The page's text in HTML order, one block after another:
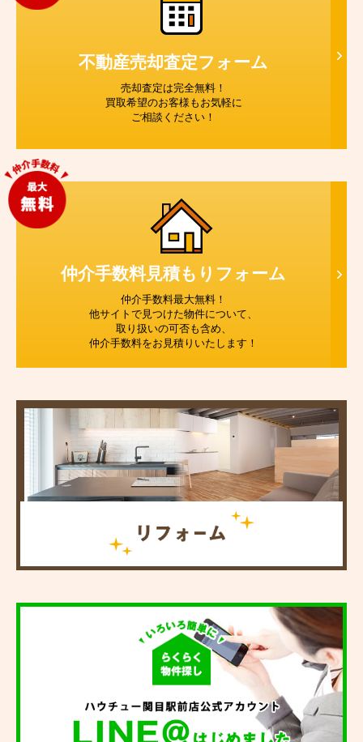
不動産売却査定フォーム
売却査定は完全無料！
買取希望のお客様もお気軽に
ご相談ください！
仲介手数料見積もり フォーム
仲介手数料最大無料！
他サイトで見つけた物件について、
取り扱いの可否も含め、
仲介手数料をお見積りいたします！